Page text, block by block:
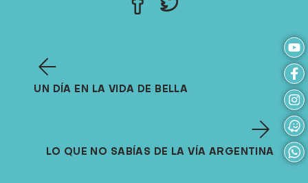
UN DÍA EN LA VIDA DE BELLA
LO QUE NO SABÍAS DE LA VÍA ARGENTINA